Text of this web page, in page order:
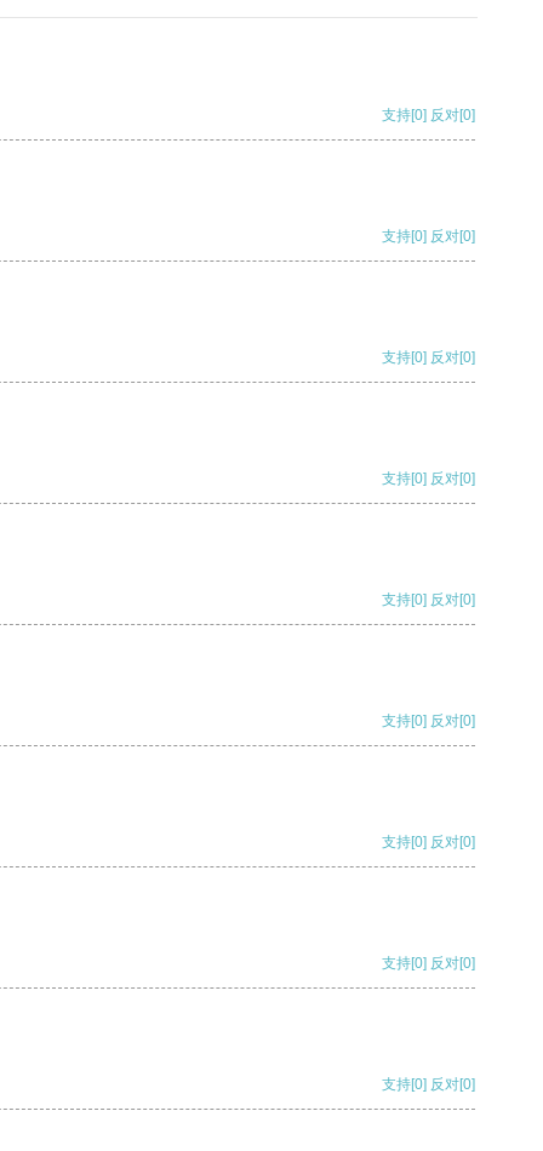
支持[0] 反对[0]
支持[0] 反对[0]
支持[0] 反对[0]
支持[0] 反对[0]
支持[0] 反对[0]
支持[0] 反对[0]
支持[0] 反对[0]
支持[0] 反对[0]
支持[0] 反对[0]